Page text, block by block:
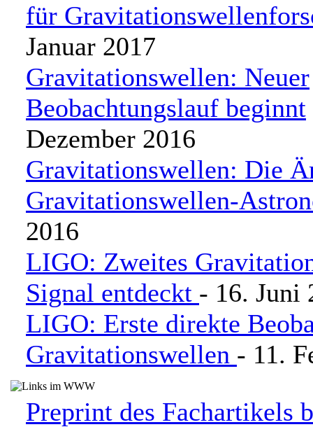
für
Januar 2017
Gravitationswellen: Neuer
Beobachtungslauf beginnt
Dezember 2016
Gravitationswellen: Die
Gravitationswellen-
2016
LIGO: Zweites
Signal entdeckt - 16. Juni
LIGO: Erste direkte
Gravitationswellen - 11.
Preprint des Fachartikels